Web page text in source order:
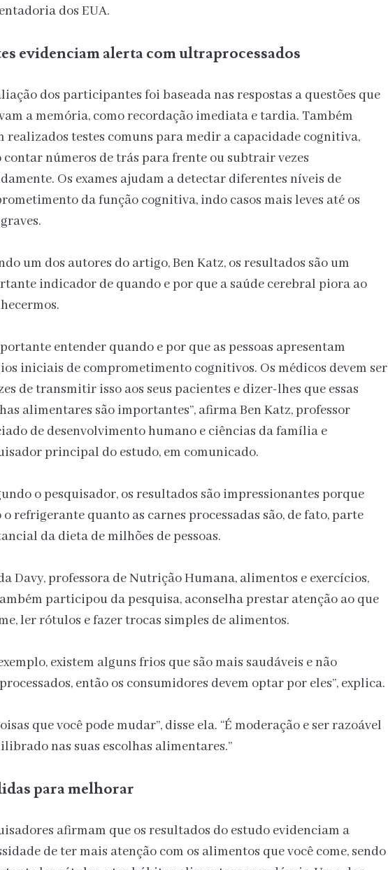
dos EUA.
evidenciam alerta com ultraprocessados
dos participantes foi baseada nas respostas a questões que
a memória, como recordação imediata e tardia. Também
realizados testes comuns para medir a capacidade cognitiva,
contar números de trás para frente ou subtrair vezes
Os exames ajudam a detectar diferentes níveis de
da função cognitiva, indo casos mais leves até os
um dos autores do artigo, Ben Katz, os resultados são um
indicador de quando e por que a saúde cerebral piora ao
entender quando e por que as pessoas apresentam
iniciais de comprometimento cognitivos. Os médicos devem ser
de transmitir isso aos seus pacientes e dizer-lhes que essas
alimentares são importantes”, afirma Ben Katz, professor
de desenvolvimento humano e ciências da família e
principal do estudo, em comunicado.
o pesquisador, os resultados são impressionantes porque
refrigerante quanto as carnes processadas são, de fato, parte
da dieta de milhões de pessoas.
Davy, professora de Nutrição Humana, alimentos e exercícios,
participou da pesquisa, aconselha prestar atenção ao que
ler rótulos e fazer trocas simples de alimentos.
existem alguns frios que são mais saudáveis e não
então os consumidores devem optar por eles”, explica.
que você pode mudar”, disse ela. “É moderação e ser razoável
nas suas escolhas alimentares.”
para melhorar
afirmam que os resultados do estudo evidenciam a
de ter mais atenção com os alimentos que você come, sendo